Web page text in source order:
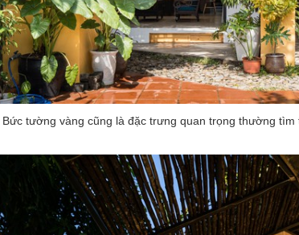
Bức tường vàng cũng là đặc trưng quan trọng thường tìm